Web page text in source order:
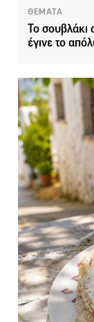
ΘΕΜΑΤΑ
Το σουβλάκι
έγινε το